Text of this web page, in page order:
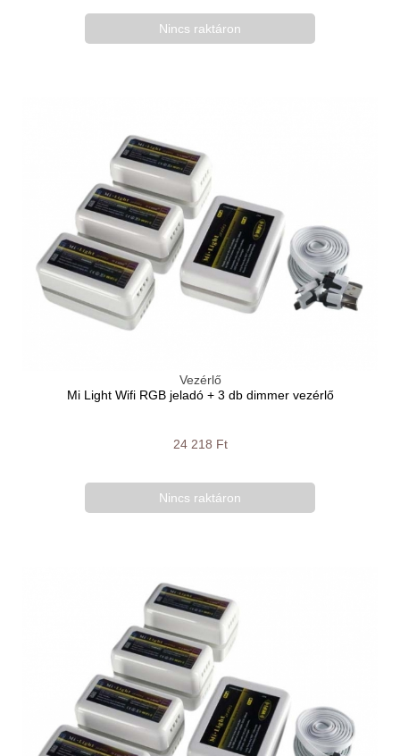
Nincs raktáron
Vezérlő
Mi Light Wifi RGB jeladó + 3 db dimmer vezérlő
24 218 Ft
Nincs raktáron